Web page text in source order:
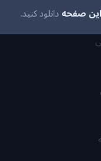
این صفحهدانلود کنید.